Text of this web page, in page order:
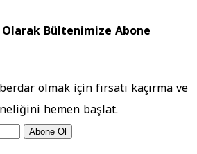
Bültenimize Abone
olmak için fırsatı kaçırma ve
hemen başlat.
Abone Ol